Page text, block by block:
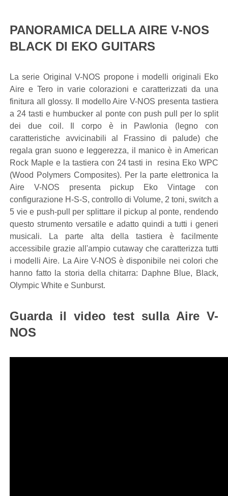
PANORAMICA DELLA AIRE V-NOS
BLACK DI EKO GUITARS
La serie Original V-NOS propone i modelli originali Eko
Aire e Tero in varie colorazioni e caratterizzati da una
finitura all glossy. Il modello Aire V-NOS presenta tastiera
a 24 tasti e humbucker al ponte con push pull per lo split
dei due coil. Il corpo è in Pawlonia (legno con
caratteristiche avvicinabili al Frassino di palude) che
regala gran suono e leggerezza, il manico è in American
Rock Maple e la tastiera con 24 tasti in resina Eko WPC
(Wood Polymers Composites). Per la parte elettronica la
Aire V-NOS presenta pickup Eko Vintage con
configurazione H-S-S, controllo di Volume, 2 toni, switch a
5 vie e push-pull per splittare il pickup al ponte, rendendo
questo strumento versatile e adatto quindi a tutti i generi
musicali. La parte alta della tastiera è facilmente
accessibile grazie all'ampio cutaway che caratterizza tutti
i modelli Aire. La Aire V-NOS è disponibile nei colori che
hanno fatto la storia della chitarra: Daphne Blue, Black,
Olympic White e Sunburst.
Guarda il video test sulla Aire V-
NOS